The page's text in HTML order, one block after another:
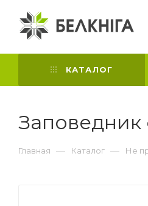
КАТАЛОГ
Заповедник
Главная — Каталог — Не